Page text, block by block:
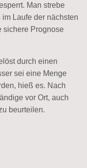
Man strebe
Laufe der nächsten
sichere Prognose
durch einen
sei eine Menge
hieß es. Nach
vor Ort, auch
beurteilen.